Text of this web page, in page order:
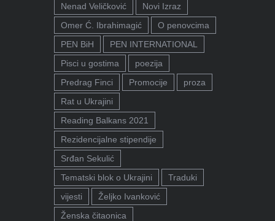
Nenad Veličković
Novi Izraz
Omer Ć. Ibrahimagić
O penovcima
PEN BiH
PEN INTERNATIONAL
Pisci u gostima
poezija
Predrag Finci
Promocije
proza
Rat u Ukrajini
Reading Balkans 2021
Rezidencijalne stipendije
Srđan Sekulić
Tematski blok o Ukrajini
Traduki
vijesti
Željko Ivanković
Ženska čitaonica